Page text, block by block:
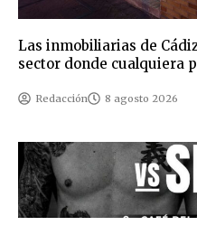
Las inmobiliarias de
sector donde cualquiera
Redacción 8 agosto 2026